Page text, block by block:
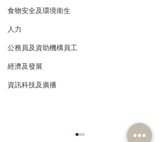
食物安全及環境衛生
人力
公務員及資助機構員工
經濟及發展
資訊科技及廣播